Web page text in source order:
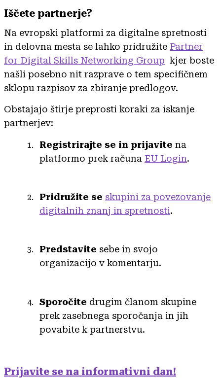
Iščete partnerje?
Na evropski platformi za digitalne spretnosti
in delovna mesta se lahko pridružite Partner
for Digital Skills Networking Group kjer boste
našli posebno nit razprave o tem specifičnem
sklopu razpisov za zbiranje predlogov.
Obstajajo štirje preprosti koraki za iskanje
partnerjev:
Registrirajte se in prijavite na
platformo prek računa EU Login.
Pridružite se skupini za povezovanje
digitalnih znanj in spretnosti.
Predstavite sebe in svojo
organizacijo v komentarju.
Sporočite drugim članom skupine
prek zasebnega sporočanja in jih
povabite k partnerstvu.
Prijavite se na informativni dan!